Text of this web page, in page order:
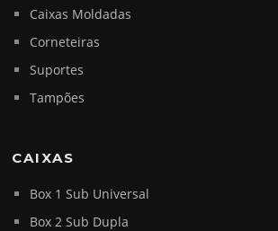
Caixas Moldadas
Corneteiras
Suportes
Tampões
CAIXAS
Box 1 Sub Universal
Box 2 Sub Dupla